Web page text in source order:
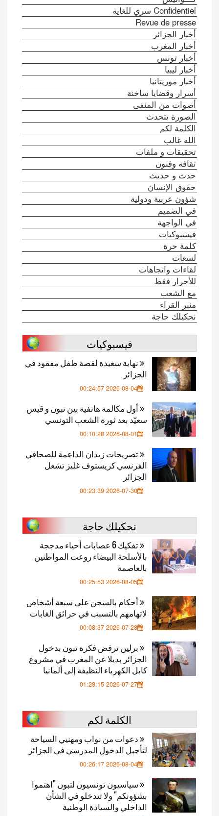
Confidentiel سري للغاية
Revue de presse
أخبار الجزائر
أخبار المغرب
أخبار تونس
أخبار ليبيا
أخبار موريتانيا
أسرار وقضايا ساخنة
أصوات من المنفى
الصورة تتحدث
الكلمة لكم
الله غالب
تحقيقات و ملفات
ثقافة وفنون
حدث و حديث
حقوق الإنسان
شؤون عربية ودولية
في الصميم
في الواجهة
فيسبوكيات
كلمة حرة
لسعات
لقاءات واتجاهات
للأحرار فقط
مع الشعب
منبر القراء
نحكيلك حاجة
فيسبوكيات
نهاية سعيدة لقصة طفل مفقود في
الجزائر
2026-08-04 00:24:57
أول مكالمة هاتفية بين تبون و قيس
سعيّد بعد ثورة الشعب التونسي
2026-08-01 00:10:28
تصريحات زيدان الداعمة للصحافي
الفرنسي كريستوف غليز تشعل
الجزائر
2026-07-30 00:23:39
نحكيلك حاجة
تفكيك 6 عصابات أحياء مدججة
بالأسلحة البيضاء روعت المواطنين
بالعاصمة
2026-08-05 00:25:53
أحكام بالسجن على سبعة أشخاص
لاتهامهم بالتسبب في حرائق الغابات
2026-07-28 00:08:37
برلين ترفض فكرة تبون بدخول
الجزائر بديلا عن المغرب في مشروع
كابل الكهرباء النظيفة إلى ألمانيا
2026-07-27 01:28:15
الكلمة لكم
دعوات من نواب ومهنيي السياحة
لتأجيل الدخول المدرسي في الجزائر
2026-08-04 00:26:17
سياسيون تونسيون لتبون "اهتموا
بشؤونكم" ولا تتدخلو في الشأن
الداخلي والسيادة الوطنية